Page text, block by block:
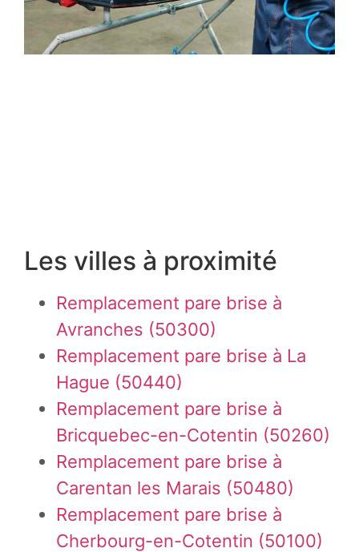
Les villes à proximité
Remplacement pare brise à
Avranches (50300)
Remplacement pare brise à La
Hague (50440)
Remplacement pare brise à
Bricquebec-en-Cotentin (50260)
Remplacement pare brise à
Carentan les Marais (50480)
Remplacement pare brise à
Cherbourg-en-Cotentin (50100)